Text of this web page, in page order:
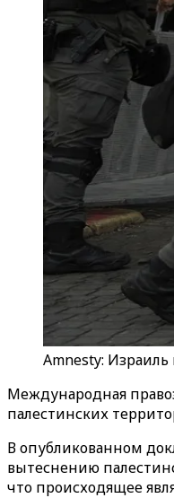
Amnesty:
Международная
палестинских
В опубликованном
вытеснению
что происходящее